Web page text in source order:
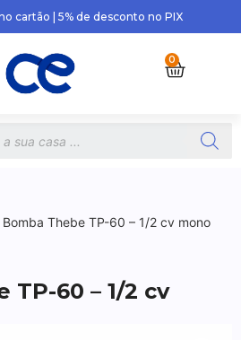
cartão | 5% de desconto no PIX
0
Bomba Thebe TP-60 – 1/2 cv mono
TP-60 – 1/2 cv